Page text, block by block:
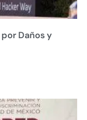
Daños y